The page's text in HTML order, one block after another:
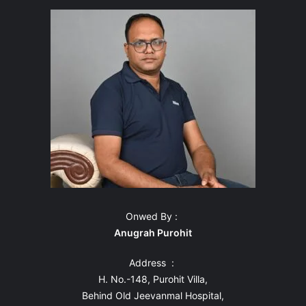
Onwed By :
Anugrah Purohit
Address :
H. No.-148, Purohit Villa,
Behind Old Jeevanmal Hospital,